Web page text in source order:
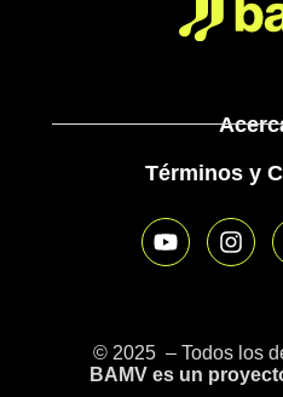
Términos y
© 2025 – Todos los
BAMV es un